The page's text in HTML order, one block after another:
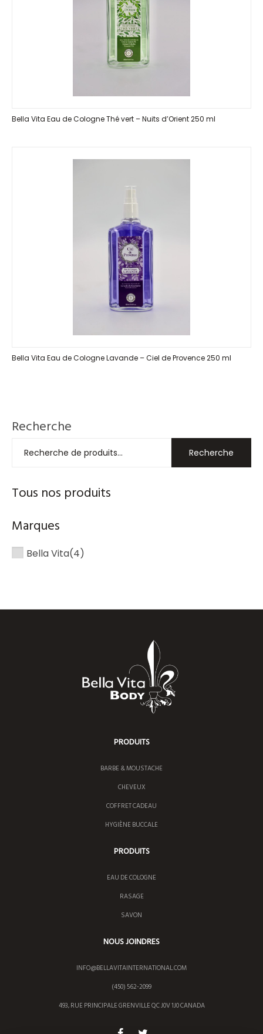
Recherche
Recherche
Tous nos produits
Marques
Bella Vita(4)
Bella Vita Eau de Cologne Thé vert – Nuits d’Orient 250 ml
Bella Vita Eau de Cologne Lavande – Ciel de Provence 250 ml
PRODUITS
BARBE & MOUSTACHE
CHEVEUX
COFFRET CADEAU
HYGIÈNE BUCCALE
PRODUITS
EAU DE COLOGNE
RASAGE
SAVON
NOUS JOINDRES
INFO@BELLAVITAINTERNATIONAL.COM
(450) 562-2099
493, RUE PRINCIPALE GRENVILLE QC J0V 1J0 CANADA